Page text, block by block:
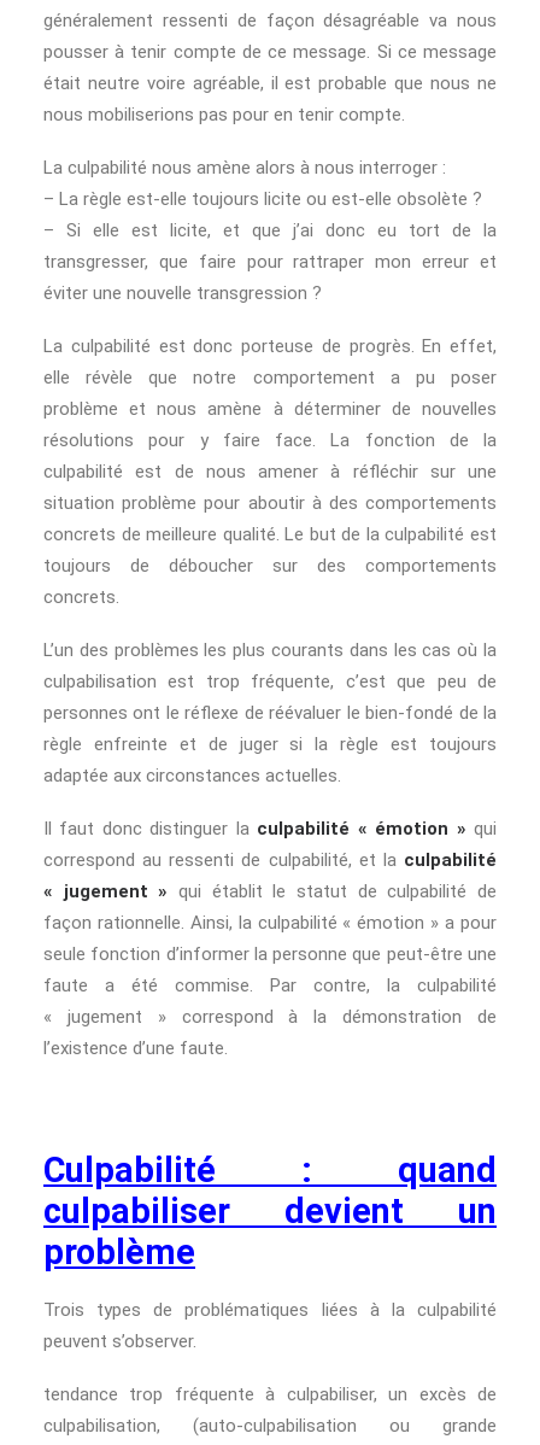
généralement ressenti de façon désagréable va nous
pousser à tenir compte de ce message. Si ce message
était neutre voire agréable, il est probable que nous ne
nous mobiliserions pas pour en tenir compte.
La culpabilité nous amène alors à nous interroger :
– La règle est-elle toujours licite ou est-elle obsolète ?
– Si elle est licite, et que j’ai donc eu tort de la
transgresser, que faire pour rattraper mon erreur et
éviter une nouvelle transgression ?
La culpabilité est donc porteuse de progrès. En effet,
elle révèle que notre comportement a pu poser
problème et nous amène à déterminer de nouvelles
résolutions pour y faire face. La fonction de la
culpabilité est de nous amener à réfléchir sur une
situation problème pour aboutir à des comportements
concrets de meilleure qualité. Le but de la culpabilité est
toujours de déboucher sur des comportements
concrets.
L’un des problèmes les plus courants dans les cas où la
culpabilisation est trop fréquente, c’est que peu de
personnes ont le réflexe de réévaluer le bien-fondé de la
règle enfreinte et de juger si la règle est toujours
adaptée aux circonstances actuelles.
Il faut donc distinguer la culpabilité « émotion » qui
correspond au ressenti de culpabilité, et la culpabilité
« jugement » qui établit le statut de culpabilité de
façon rationnelle. Ainsi, la culpabilité « émotion » a pour
seule fonction d’informer la personne que peut-être une
faute a été commise. Par contre, la culpabilité
« jugement » correspond à la démonstration de
l’existence d’une faute.
Culpabilité : quand
culpabiliser devient un
problème
Trois types de problématiques liées à la culpabilité
peuvent s’observer.
tendance trop fréquente à culpabiliser, un excès de
culpabilisation, (auto-culpabilisation ou grande